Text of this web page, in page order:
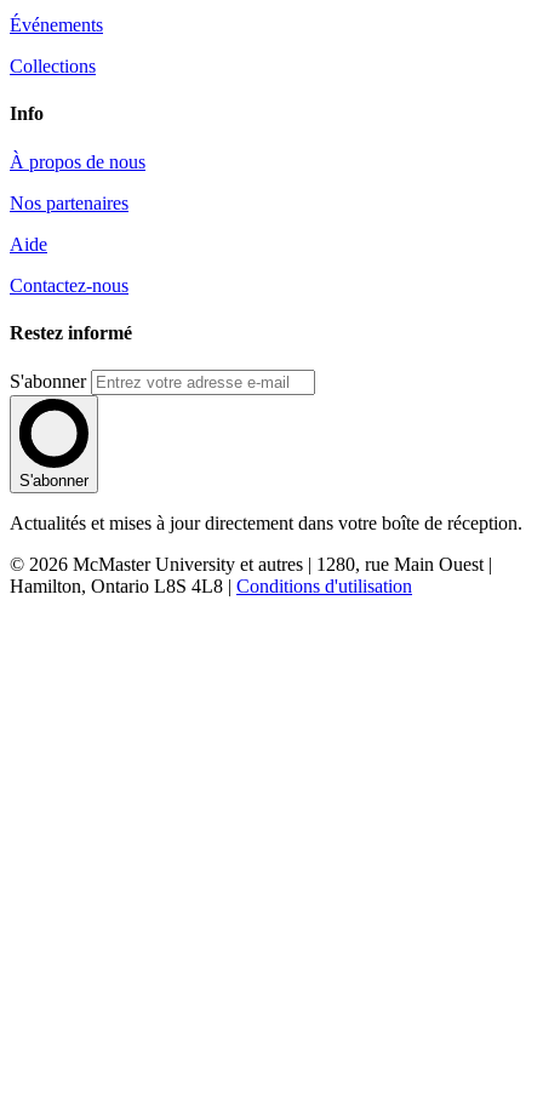
Événements
Collections
Info
À propos de nous
Nos partenaires
Aide
Contactez-nous
Restez informé
S'abonner
S'abonner
Actualités et mises à jour directement dans votre boîte de réception.
© 2026 McMaster University et autres | 1280, rue Main Ouest |
Hamilton, Ontario L8S 4L8 | Conditions d'utilisation